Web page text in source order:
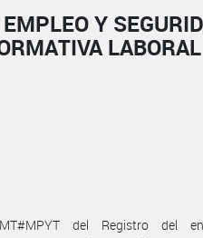
Y
LABORAL
del Registro del